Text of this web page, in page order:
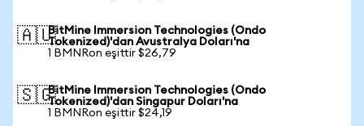
🇦🇺BitMine Immersion Technologies (Ondo
Tokenized)'dan Avustralya Doları'na
1 BMNRon eşittir $26,79
🇸🇬BitMine Immersion Technologies (Ondo
Tokenized)'dan Singapur Doları'na
1 BMNRon eşittir $24,19